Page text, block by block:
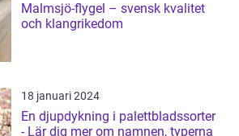
Malmsjö-flygel – svensk kvalitet
och klangrikedom
18 januari 2024
En djupdykning i palettbladssorter
- Lär dig mer om namnen, typerna